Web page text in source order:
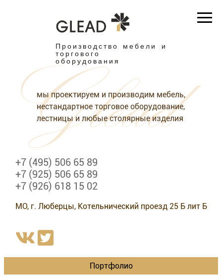
Производство мебели и
торгового
оборудования
мы проектируем и производим мебель,
нестандартное торговое оборудование,
лестницы и любые столярные изделия
+7 (495) 506 65 89
+7 (925) 506 65 89
+7 (926) 618 15 02
МО, г. Люберцы, Котельнический проезд 25 Б лит Б
Портфолио